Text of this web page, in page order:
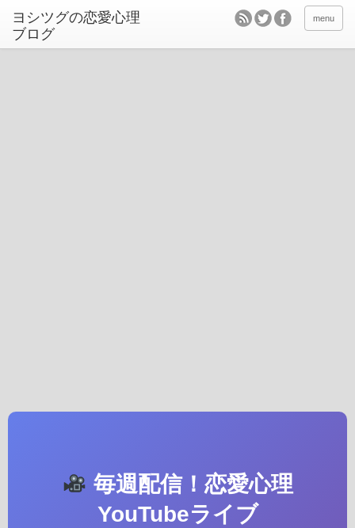
ヨシツグの恋愛心理
ブログ
menu
毎週配信！恋愛心理
YouTubeライブ